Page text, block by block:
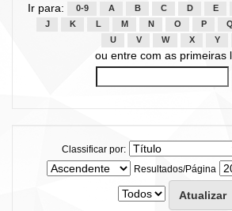
Ir para: 0-9 A B C D E
J
K L M N O P Q
U
V W X Y
ou entre com as primeiras
Classificar por:
Resultados/Página